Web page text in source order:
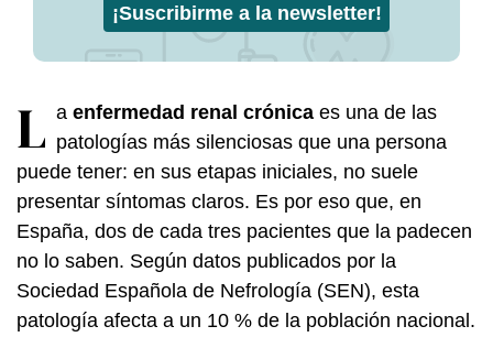
¡Suscribirme a la newsletter!
L a enfermedad renal crónica es una de las
patologías más silenciosas que una persona
puede tener: en sus etapas iniciales, no suele
presentar síntomas claros. Es por eso que, en
España, dos de cada tres pacientes que la padecen
no lo saben. Según datos publicados por la
Sociedad Española de Nefrología (SEN), esta
patología afecta a un 10 % de la población nacional.